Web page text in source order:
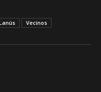
Vecinos